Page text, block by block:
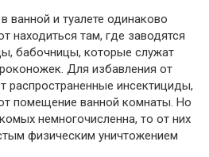
ванной и туалете одинаково
находиться там, где заводятся
бабочницы, которые служат
Для избавления от
распространенные инсектициды,
помещение ванной комнаты. Но
немногочисленна, то от них
физическим уничтожением